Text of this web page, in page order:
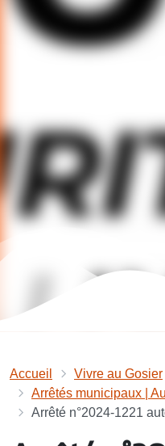
Accueil Vivre au Gosier
Arrêtés municipaux |
Arrêté n°2024-1221